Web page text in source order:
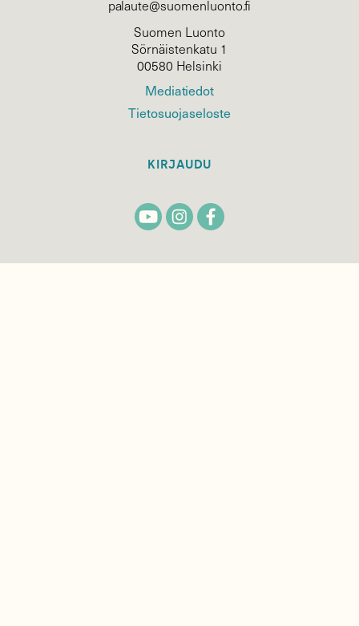
palaute@suomenluonto.fi
Suomen Luonto
Sörnäistenkatu 1
00580 Helsinki
Mediatiedot
Tietosuojaseloste
KIRJAUDU